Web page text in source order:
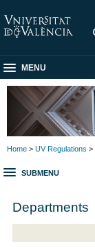
MENU
Home > UV Regulations >
SUBMENU
Departments